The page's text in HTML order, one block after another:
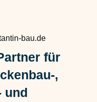
bau.de
für
,
und